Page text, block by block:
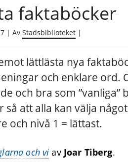
faktaböcker
| Av Stadsbiblioteket |
lättlästa nya
och enklare ord.
och bra som ”vanliga”
så att alla kan välja
och nivå 1 = lättast.
och vi av Joar Tiberg.